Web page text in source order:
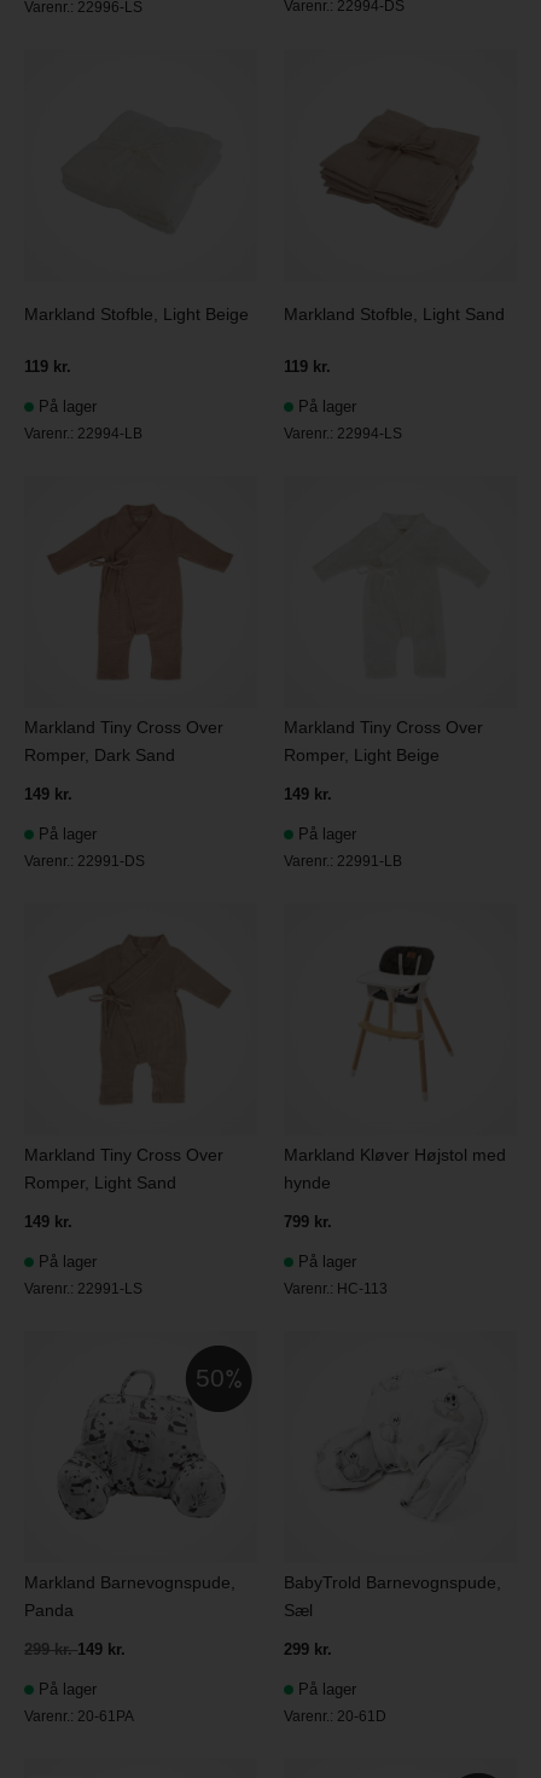
Varenr.: 22996-LS Varenr.: 22994-DS
Markland Stofble, Light Beige
119 kr.
På lager
Varenr.: 22994-LB
Markland Stofble, Light Sand
119 kr.
På lager
Varenr.: 22994-LS
Markland Tiny Cross Over
Romper, Dark Sand
149 kr.
På lager
Varenr.: 22991-DS
Markland Tiny Cross Over
Romper, Light Beige
149 kr.
På lager
Varenr.: 22991-LB
Markland Tiny Cross Over
Romper, Light Sand
149 kr.
På lager
Varenr.: 22991-LS
Markland Kløver Højstol med
hynde
799 kr.
På lager
Varenr.: HC-113
50
Markland Barnevognspude,
Panda
299 kr.149 kr.
På lager
Varenr.: 20-61PA
BabyTrold Barnevognspude,
Sæl
299 kr.
På lager
Varenr.: 20-61D